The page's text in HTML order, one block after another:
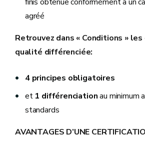
agréé
Retrouvez dans « Conditions »
qualité différenciée:
4 principes obligatoires
et 1 différenciationau minimum
standards
AVANTAGES D’UNE